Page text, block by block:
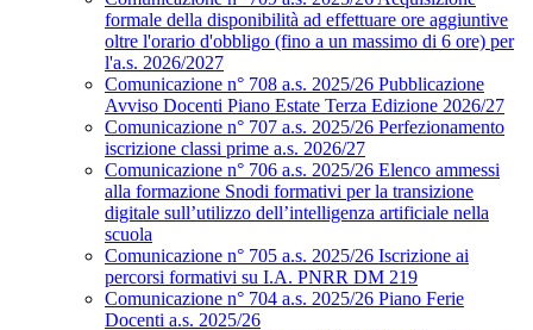
formale della disponibilità ad effettuare ore aggiuntive
oltre l'orario d'obbligo (fino a un massimo di 6 ore) per
l'a.s. 2026/2027
Comunicazione n° 708 a.s. 2025/26 Pubblicazione
Avviso Docenti Piano Estate Terza Edizione 2026/27
Comunicazione n° 707 a.s. 2025/26 Perfezionamento
iscrizione classi prime a.s. 2026/27
Comunicazione n° 706 a.s. 2025/26 Elenco ammessi
alla formazione Snodi formativi per la transizione
digitale sull’utilizzo dell’intelligenza artificiale nella
scuola
Comunicazione n° 705 a.s. 2025/26 Iscrizione ai
percorsi formativi su I.A. PNRR DM 219
Comunicazione n° 704 a.s. 2025/26 Piano Ferie
Docenti a.s. 2025/26